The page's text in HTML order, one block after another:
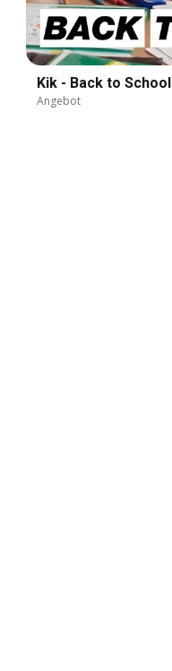
Kik - Back to School
Angebot